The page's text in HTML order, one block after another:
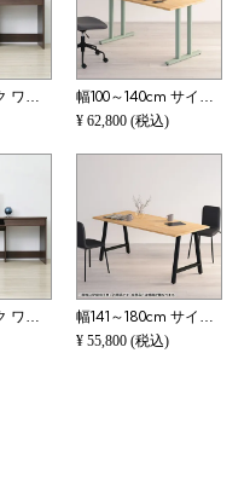
¥ 62,800 (税込)
¥ 55,800 (税込)